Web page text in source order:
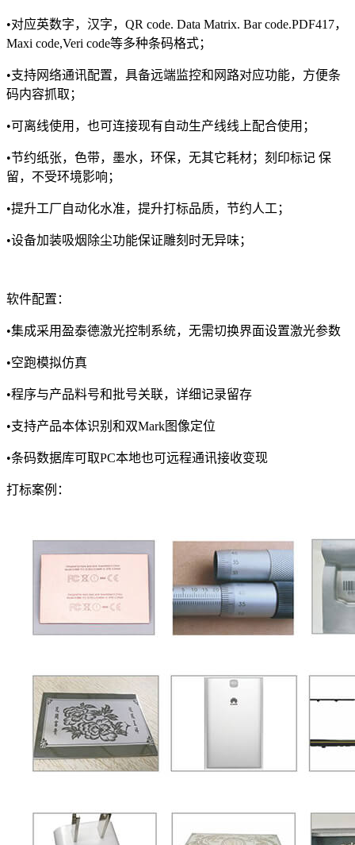
•对应英数字，汉字，QR code. Data Matrix. Bar code.PDF417，
Maxi code,Veri code等多种条码格式；
•支持网络通讯配置，具备远端监控和网路对应功能，方便条
码内容抓取；
•可离线使用，也可连接现有自动生产线线上配合使用；
•节约纸张，色带，墨水，环保，无其它耗材；刻印标记 保
留，不受环境影响；
•提升工厂自动化水准，提升打标品质，节约人工；
•设备加装吸烟除尘功能保证雕刻时无异味；
软件配置：
•集成采用盈泰德激光控制系统，无需切换界面设置激光参数
•空跑模拟仿真
•程序与产品料号和批号关联，详细记录留存
•支持产品本体识别和双Mark图像定位
•条码数据库可取PC本地也可远程通讯接收变现
打标案例：